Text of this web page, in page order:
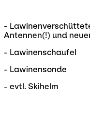
-
Antennen(!) und
- Lawinenschaufel
- Lawinensonde
- evtl. Skihelm